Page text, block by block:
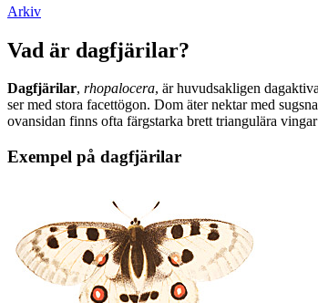
Arkiv
Vad är dagfjärilar?
Dagfjärilar, rhopalocera, är huvudsakligen
ser med stora facettögon. Dom äter nektar med
ovansidan finns ofta färgstarka brett triangulära
Exempel på dagfjärilar